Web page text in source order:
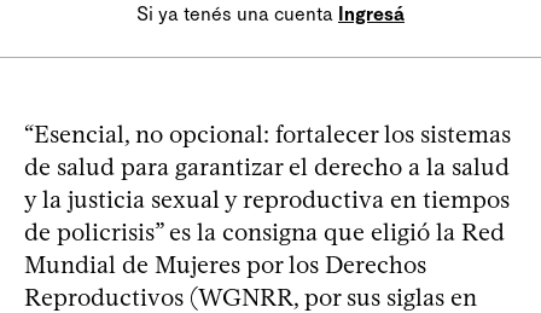
Si ya tenés una cuenta Ingresá
“Esencial, no opcional: fortalecer los sistemas
de salud para garantizar el derecho a la salud
y la justicia sexual y reproductiva en tiempos
de policrisis” es la consigna que eligió la Red
Mundial de Mujeres por los Derechos
Reproductivos (WGNRR, por sus siglas en